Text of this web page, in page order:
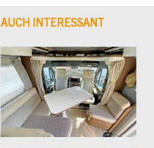
AUCH INTERESSANT